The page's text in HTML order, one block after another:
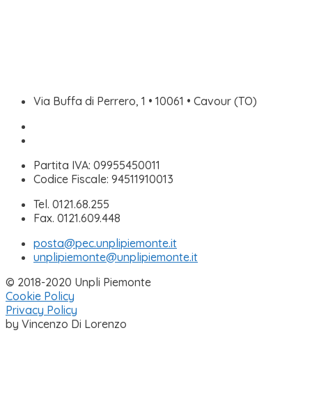
Via Buffa di Perrero, 1 • 10061 • Cavour (TO)
Partita IVA: 09955450011
Codice Fiscale: 94511910013
Tel. 0121.68.255
Fax. 0121.609.448
posta@pec.unplipiemonte.it
unplipiemonte@unplipiemonte.it
© 2018-2020 Unpli Piemonte
Cookie Policy
Privacy Policy
by Vincenzo Di Lorenzo